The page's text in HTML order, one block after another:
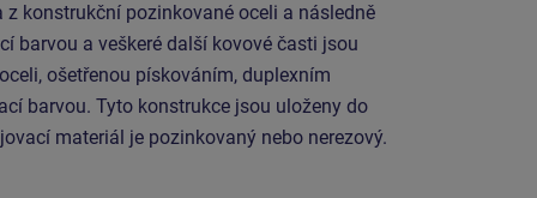
z konstrukční pozinkované oceli a následně
barvou a veškeré další kovové časti jsou
ošetřenou pískováním, duplexním
barvou. Tyto konstrukce jsou uloženy do
materiál je pozinkovaný nebo nerezový.